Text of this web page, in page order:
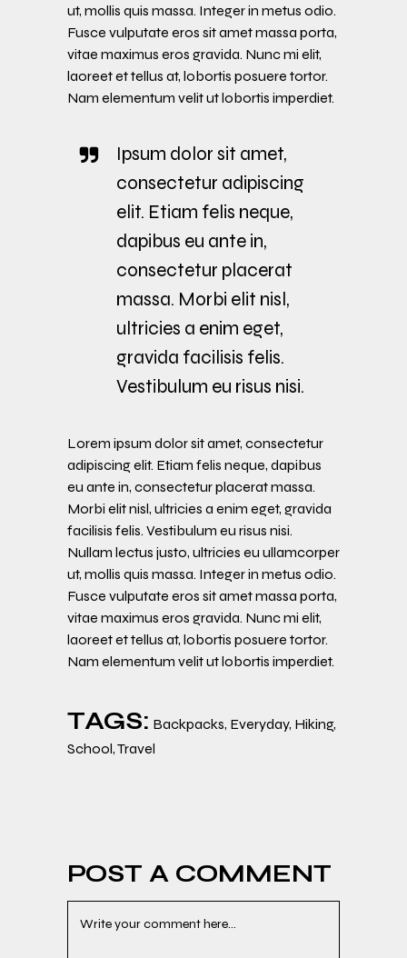
ut, mollis quis massa. Integer in metus odio.
Fusce vulputate eros sit amet massa porta,
vitae maximus eros gravida. Nunc mi elit,
laoreet et tellus at, lobortis posuere tortor.
Nam elementum velit ut lobortis imperdiet.
Ipsum dolor sit amet,
consectetur adipiscing
elit. Etiam felis neque,
dapibus eu ante in,
consectetur placerat
massa. Morbi elit nisl,
ultricies a enim eget,
gravida facilisis felis.
Vestibulum eu risus nisi.
Lorem ipsum dolor sit amet, consectetur
adipiscing elit. Etiam felis neque, dapibus
eu ante in, consectetur placerat massa.
Morbi elit nisl, ultricies a enim eget, gravida
facilisis felis. Vestibulum eu risus nisi.
Nullam lectus justo, ultricies eu ullamcorper
ut, mollis quis massa. Integer in metus odio.
Fusce vulputate eros sit amet massa porta,
vitae maximus eros gravida. Nunc mi elit,
laoreet et tellus at, lobortis posuere tortor.
Nam elementum velit ut lobortis imperdiet.
TAGS: Backpacks, Everyday, Hiking,
School,Travel
POST A COMMENT